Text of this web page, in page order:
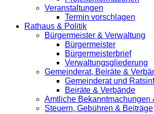
Veranstaltungen
Termin vorschlagen
Rathaus & Politik
Bürgermeister & Verwaltung
Bürgermeister
Bürgermeisterbrief
Verwaltungsgliederung
Gemeinderat, Beiräte &
Gemeinderat und
Beiräte & Verbände
Amtliche Bekanntmachungen
Steuern, Gebühren & Beiträge